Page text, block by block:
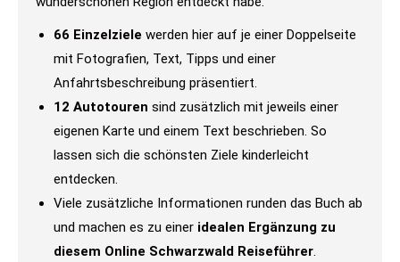
66 Einzelziele werden hier auf je einer Doppelseite
mit Fotografien, Text, Tipps und einer
Anfahrtsbeschreibung präsentiert.
12 Autotouren sind zusätzlich mit jeweils einer
eigenen Karte und einem Text beschrieben. So
lassen sich die schönsten Ziele kinderleicht
entdecken.
Viele zusätzliche Informationen runden das Buch ab
und machen es zu einer idealen Ergänzung zu
diesem Online Schwarzwald Reiseführer.